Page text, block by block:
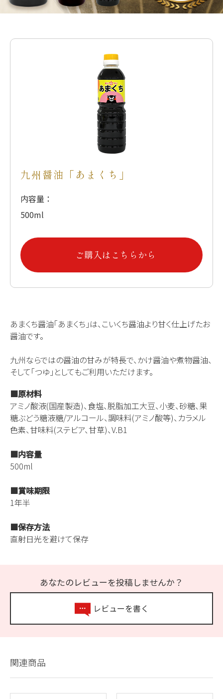
九州醤油「あまくち」
内容量：
500ml
ご購入はこちらから
あまくち醤油「あまくち」は、こいくち醤油より甘く仕上げたお
醤油です。
九州ならではの醤油の甘みが特長で、かけ醤油や煮物醤油、
そして「つゆ」としてもご利用いただけます。
■原材料
アミノ酸液(国産製造)、食塩、脱脂加工大豆、小麦、砂糖、果
糖ぶどう糖液糖/アルコール、調味料(アミノ酸等)、カラメル
色素、甘味料(ステビア、甘草)、V.B1
■内容量
500ml
■賞味期限
1年半
■保存方法
直射日光を避けて保存
あなたのレビューを投稿しませんか？
レビューを書く
関連商品